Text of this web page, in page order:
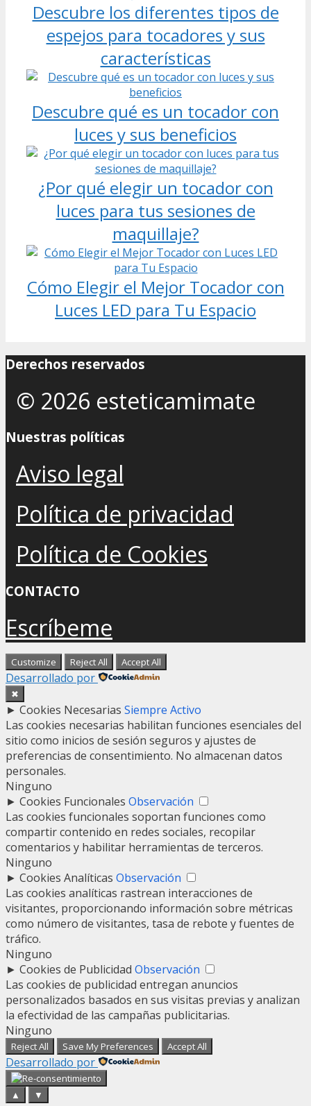
Descubre los diferentes tipos de
espejos para tocadores y sus
características
Descubre qué es un tocador con
luces y sus beneficios
¿Por qué elegir un tocador con
luces para tus sesiones de
maquillaje?
Cómo Elegir el Mejor Tocador con
Luces LED para Tu Espacio
Derechos reservados
© 2026 esteticamimate
Nuestras políticas
Aviso legal
Política de privacidad
Política de Cookies
CONTACTO
Escríbeme
Customize Reject All Accept All
Desarrollado por
✖
► Cookies Necesarias Siempre Activo
Las cookies necesarias habilitan funciones esenciales del
sitio como inicios de sesión seguros y ajustes de
preferencias de consentimiento. No almacenan datos
personales.
Ninguno
► Cookies Funcionales Observación
Las cookies funcionales soportan funciones como
compartir contenido en redes sociales, recopilar
comentarios y habilitar herramientas de terceros.
Ninguno
► Cookies Analíticas Observación
Las cookies analíticas rastrean interacciones de
visitantes, proporcionando información sobre métricas
como número de visitantes, tasa de rebote y fuentes de
tráfico.
Ninguno
► Cookies de Publicidad Observación
Las cookies de publicidad entregan anuncios
personalizados basados en sus visitas previas y analizan
la efectividad de las campañas publicitarias.
Ninguno
Reject All Save My Preferences Accept All
Desarrollado por
▲ ▼